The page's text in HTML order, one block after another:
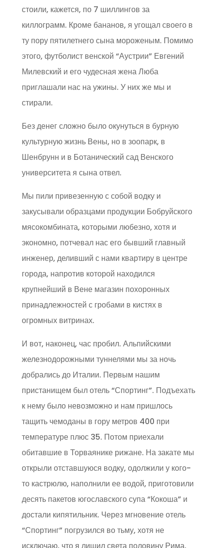
стоили, кажется, по 7 шиллингов за
киллограмм. Кроме бананов, я угощал своего в
ту пору пятилетнего сына мороженым. Помимо
этого, футболист венской “Аустрии” Евгений
Милевский и его чудесная жена Люба
приглашали нас на ужины. У них же мы и
стирали.
Без денег сложно было окунуться в бурную
культурную жизнь Вены, но в зоопарк, в
Шенбрунн и в Ботанический сад Венского
университета я сына отвел.
Мы пили привезенную с собой водку и
закусывали образцами продукции Бобруйского
мясокомбината, которыми любезно, хотя и
экономно, потчевал нас его бывший главный
инженер, деливший с нами квартиру в центре
города, напротив которой находился
крупнейший в Вене магазин похоронных
принадлежностей с гробами в кистях в
огромных витринах.
И вот, наконец, час пробил. Альпийскими
железнодорожными туннелями мы за ночь
добрались до Италии. Первым нашим
пристанищем был отель “Спортинг”. Подъехать
к нему было невозможно и нам пришлось
тащить чемоданы в гору метров 400 при
температуре плюс 35. Потом приехали
обитавшие в Торваянике рижане. На закате мы
открыли отставшуюся водку, одолжили у кого-
то кастрюлю, наполнили ее водой, приготовили
десять пакетов югославского супа “Кокоша” и
достали кипятильник. Через мгновение отель
“Спортинг” погрузился во тьму, хотя не